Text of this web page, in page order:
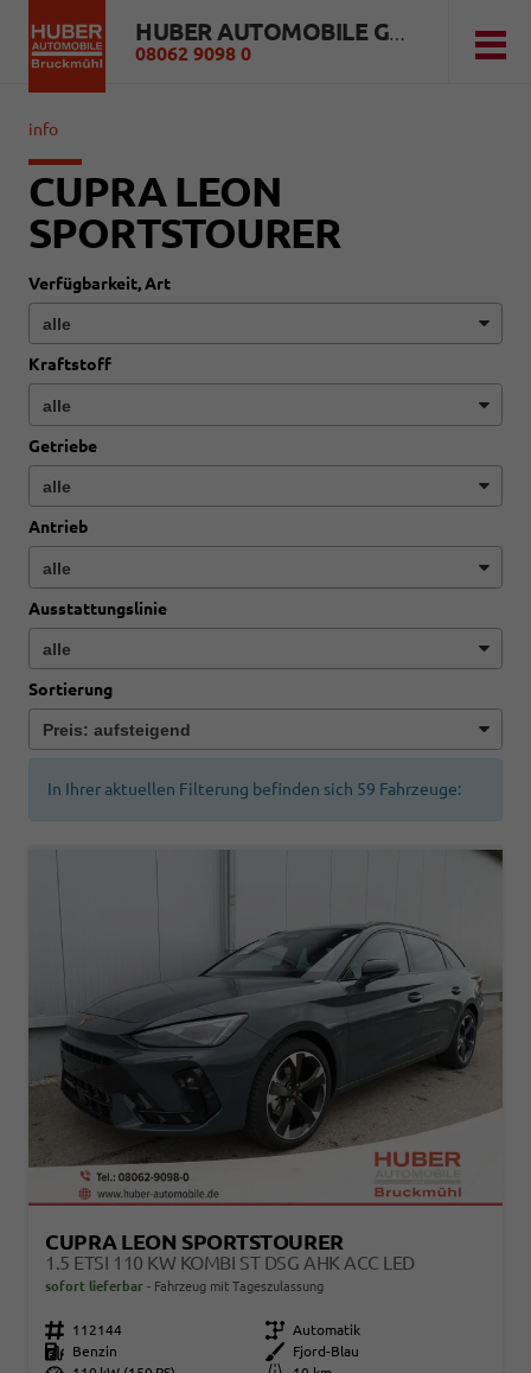
HUBER AUTOMOBILE GMBH
08062 9098 0
info
CUPRA LEON
SPORTSTOURER
Verfügbarkeit, Art
Kraftstoff
Getriebe
Antrieb
Ausstattungslinie
Sortierung
In Ihrer aktuellen Filterung befinden sich 59 Fahrzeuge:
CUPRA LEON SPORTSTOURER
1.5 ETSI 110 KW KOMBI ST DSG AHK ACC LED
sofort lieferbar Fahrzeug mit Tageszulassung
Fahrzeugnr. 112144 Getriebe Automatik
Kraftstoff
Benzin Außenfarbe
Fjord-Blau